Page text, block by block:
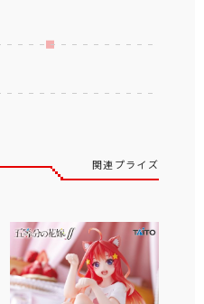
関連プライズ